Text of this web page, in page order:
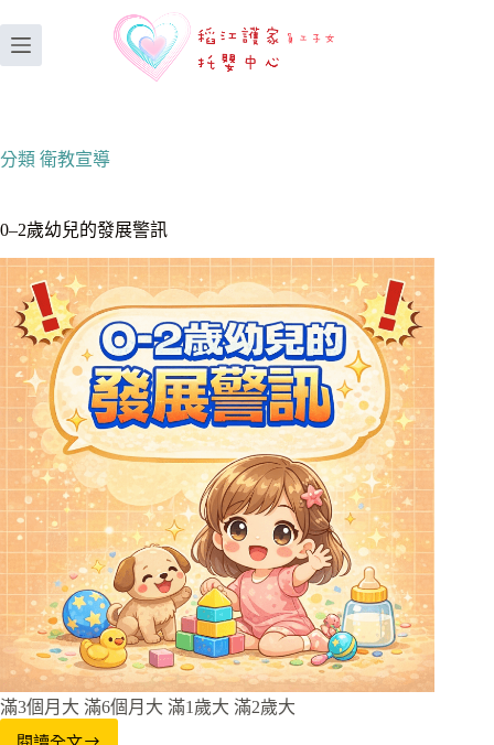
分類 衛教宣導
0–2歲幼兒的發展警訊
滿3個月大 滿6個月大 滿1歲大 滿2歲大